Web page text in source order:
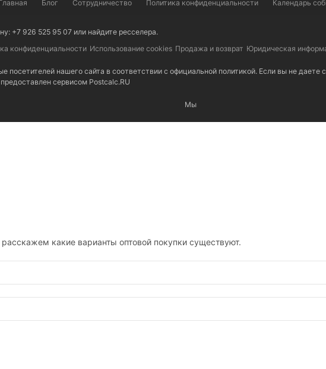
Блог Сотрудничество Политика конфиденциальности Календарь
+7 926 525 95 07 или найдите ресселера.
конфиденциальности Использование cookies Продажа и возврат Юридическая
нашего сайта в соответствии с официальной политикой. Если вы не даете
сервисом Postcalc.RU
Мы
какие варианты оптовой покупки существуют.